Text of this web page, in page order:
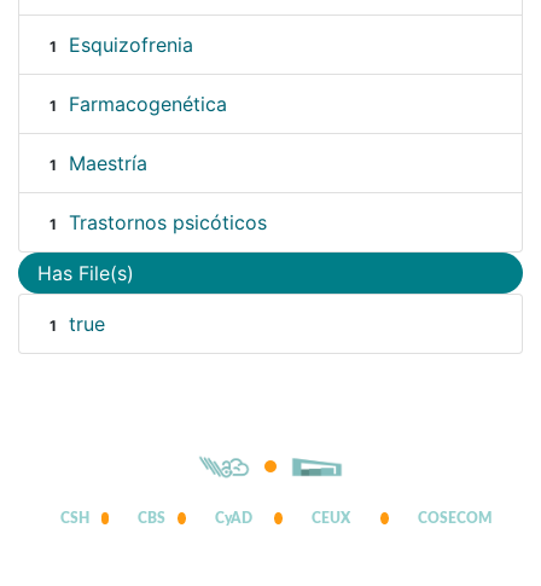
1 Esquizofrenia
1 Farmacogenética
1 Maestría
1 Trastornos psicóticos
Has File(s)
1 true
CSH CBS CyAD CEUX COSECOM